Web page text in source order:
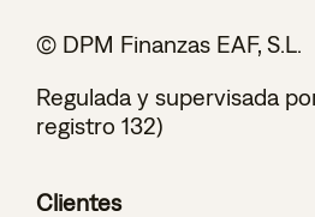
© DPM Finanzas EAF, S.L.
Regulada y supervisada
registro 132)
Clientes